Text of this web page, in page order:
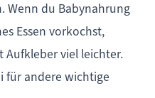
Wenn du Babynahrung
Essen vorkochst,
Aufkleber viel leichter.
für andere wichtige